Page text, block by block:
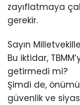
zayıflatmaya
gerekir.
Sayın
Bu iktidar,
getirmedi mi?
Şimdi de,
güvenlik ve